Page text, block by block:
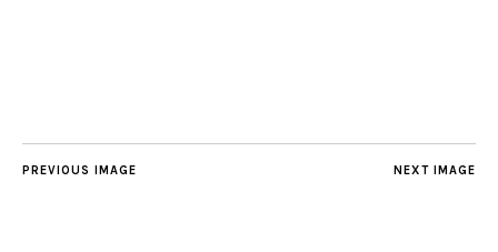
NEXT IMAGE
PREVIOUS IMAGE